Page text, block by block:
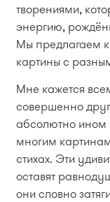
творениями,
энергию,
Мы предлагаем
картины с
Мне кажется
совершенно
абсолютно ином
многим
стихах. Эти
оставят
они словно